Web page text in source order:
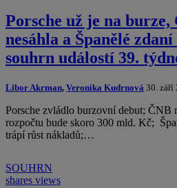
Porsche už je na burze,
nesáhla a Španělé
souhrn událostí 39.
Libor Akrman, Veronika Kudrnová 30. září
Porsche zvládlo burzovní debut; ČNB
rozpočtu bude skoro 300 mld. Kč;
trápí růst nákladů;…
SOUHRN
shares views